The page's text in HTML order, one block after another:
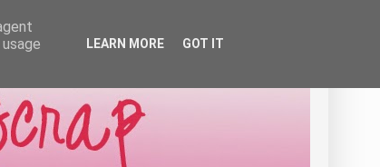
LEARN MORE GOT IT